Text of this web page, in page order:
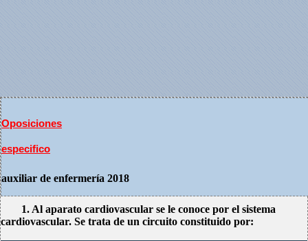
Oposiciones
especifico
auxiliar de enfermería 2018
1. Al aparato cardiovascular se le conoce por el sistema
cardiovascular. Se trata de un circuito constituido por: